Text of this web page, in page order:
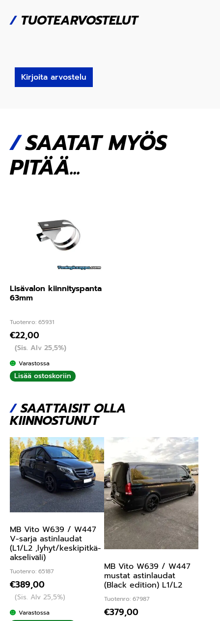
/TUOTEARVOSTELUT
Kirjoita arvostelu
SAATAT MYÖS
PITÄÄ...
Lisävalon kiinnityspanta
63mm
Tuotenro: 65931
€22,00
(Sis. Alv 25,5%)
Varastossa
Lisää ostoskoriin
/SAATTAISIT OLLA
KIINNOSTUNUT
MB Vito W639 / W447
V-sarja astinlaudat
(L1/L2 ,lyhyt/keskipitkä-
akseliväli)
Tuotenro: 65187
€389,00
(Sis. Alv 25,5%)
Varastossa
MB Vito W639 / W447
mustat astinlaudat
(Black edition) L1/L2
Tuotenro: 67987
€379,00